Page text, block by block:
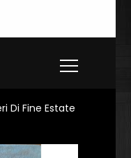
Di Fine Estate